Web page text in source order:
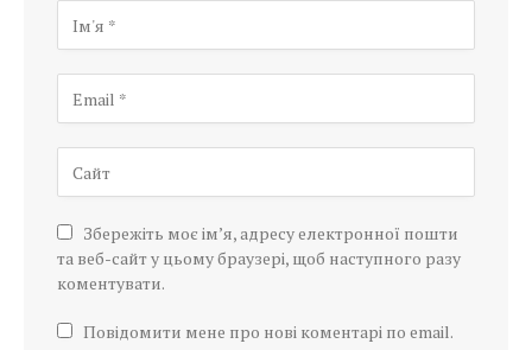
Збережіть моє ім’я, адресу електронної пошти
та веб-сайт у цьому браузері, щоб наступного разу
коментувати.
Повідомити мене про нові коментарі по email.